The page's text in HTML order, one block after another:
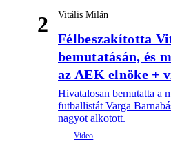
2 Vitális Milán
Félbeszakította
bemutatásán, és
az AEK elnöke +
Hivatalosan bemutatta a
futballistát Varga
nagyot alkotott.